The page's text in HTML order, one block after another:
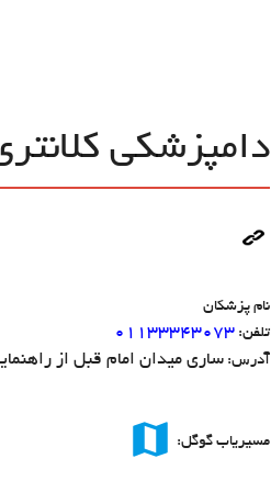
دامپزشکی
نام پزشکان
تلفن: ۰۱۱۳۳۳۴۳۰۷۳
آدرس: ساری میدان امام قبل از
مسیریاب گوگل: map